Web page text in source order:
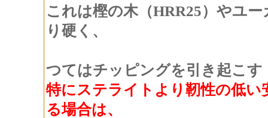
これは樫の木（HRR25）やユ
り硬く、
つてはチッピングを引き起こす
特にステライトより靭性の低
る場合は、